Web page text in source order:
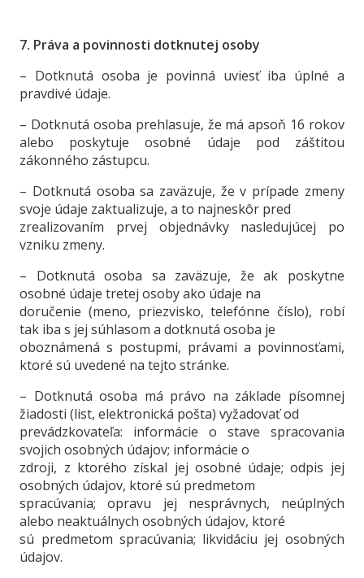
7. Práva a povinnosti dotknutej osoby
– Dotknutá osoba je povinná uviesť iba úplné a
pravdivé údaje.
– Dotknutá osoba prehlasuje, že má apsoň 16 rokov
alebo poskytuje osobné údaje pod záštitou
zákonného zástupcu.
– Dotknutá osoba sa zaväzuje, že v prípade zmeny
svoje údaje zaktualizuje, a to najneskôr pred
zrealizovaním prvej objednávky nasledujúcej po
vzniku zmeny.
– Dotknutá osoba sa zaväzuje, že ak poskytne
osobné údaje tretej osoby ako údaje na
doručenie (meno, priezvisko, telefónne číslo), robí
tak iba s jej súhlasom a dotknutá osoba je
oboznámená s postupmi, právami a povinnosťami,
ktoré sú uvedené na tejto stránke.
– Dotknutá osoba má právo na základe písomnej
žiadosti (list, elektronická pošta) vyžadovať od
prevádzkovateľa: informácie o stave spracovania
svojich osobných údajov; informácie o
zdroji, z ktorého získal jej osobné údaje; odpis jej
osobných údajov, ktoré sú predmetom
spracúvania; opravu jej nesprávnych, neúplných
alebo neaktuálnych osobných údajov, ktoré
sú predmetom spracúvania; likvidáciu jej osobných
údajov.